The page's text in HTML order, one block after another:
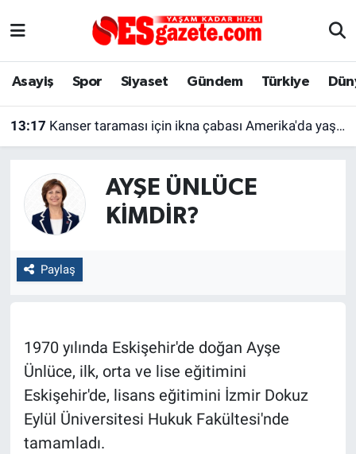
Asayiş Spor Siyaset Gündem Türkiye
13:17 Kanser taraması için ikna çabası Amerika'da yaşayan kadını şaşırttı
AYŞE ÜNLÜCE
KIMDIR?
Paylaş
1970 yılında Eskişehir'de doğan Ayşe
Ünlüce, ilk, orta ve lise eğitimini
Eskişehir'de, lisans eğitimini İzmir Dokuz
Eylül Üniversitesi Hukuk Fakültesi'nde
tamamladı.
Asayiş
Gündem
Türkiye
Dünya
Alış-Veriş/İş dünyası
Yaşam
Eskişehirspor Arşivi
Eskişehir Arşivi
Röportaj
Kültür Sanat
Politika
Bilecik
Eskişehir Nöbetçi Eczaneler
Süper Lig Puan Durumu ve Fikstür
Tüm Manşetler
Son Dakika Haberleri